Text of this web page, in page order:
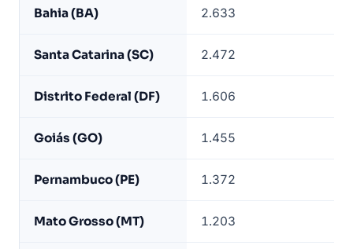
Bahia (BA) 2.633
Santa Catarina (SC) 2.472
Distrito Federal (DF) 1.606
Goiás (GO) 1.455
Pernambuco (PE) 1.372
Mato Grosso (MT) 1.203